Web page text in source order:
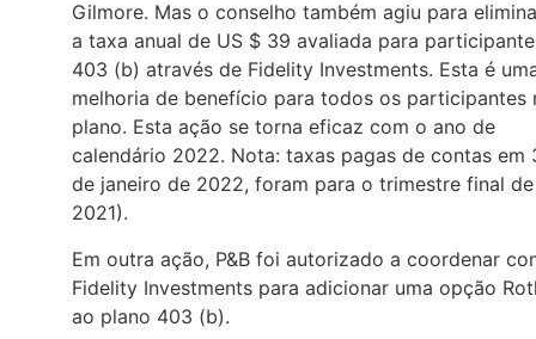
Gilmore. Mas o conselho também agiu para
a taxa anual de US $ 39 avaliada para
403 (b) através de Fidelity Investments. Esta é
melhoria de benefício para todos os participantes
plano. Esta ação se torna eficaz com o ano de
calendário 2022. Nota: taxas pagas de contas em
de janeiro de 2022, foram para o trimestre final de
2021).
Em outra ação, P&B foi autorizado a coordenar
Fidelity Investments para adicionar uma opção
ao plano 403 (b).